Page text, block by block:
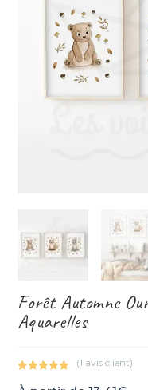
Forêt Automne
Aquarelles
(1 avis client)